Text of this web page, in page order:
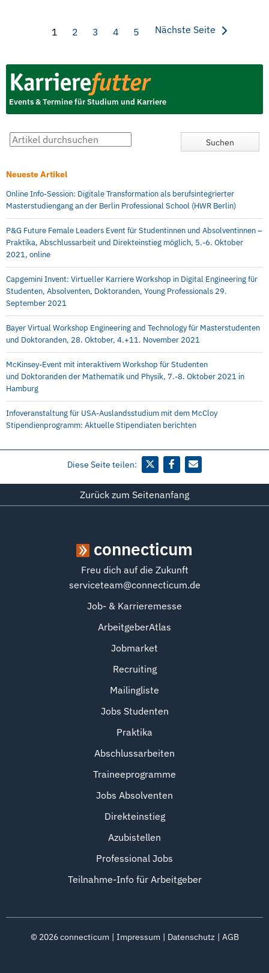
1 2 3 4 5 Nächste Seite
Events & Termine für Studium und Karriere
Neueste Artikel
Online Info-Session: Digitale Transformation als berufsintegrierter
Masterstudiengang an der Berlin Professional School (HWR Berlin)
P&G Future Female Leaders Event für Studentinnen und Absolventinnen –
Praktika, Abschlussarbeit und Direkteinstieg möglich, 5.-6. Oktober
2021, online
Capgemini Invent: Virtueller Karriere Workshop in Digital Engineering für
Studenten, Absolventen, Doktoranden, Young Professionals 29.
September 2021
Bayer Virtual Workshop Engineering and Technology für Masterstudenten
und Doktoranden, 28. Oktober, 4.+11. November 2021
McKinsey-Event mit interaktivem Workshop für Studenten
und Doktoranden der Mathematik und Physik, 7.-8. Oktober 2021 in
Hamburg
Infoveranstaltung für USA-Auslandsstudium mit dem McCloy
Stipendienprogramm: Aktuelle Stipendiaten berichten
Diese Seite teilen:
Zurück zum Seitenanfang
connecticum
Freu dich auf die Zukunft
serviceteam@connecticum.de
Job- & Karrieremesse
ArbeitgeberAtlas
Jobmarket
Recruiting
Mailingliste
Jobs Studenten
Praktika
Abschlussarbeiten
Traineeprogramme
Jobs Absolventen
Direkteinstieg
Azubistellen
Professional Jobs
Teilnahme-Info für Arbeitgeber
© 2026connecticum Impressum Datenschutz AGB